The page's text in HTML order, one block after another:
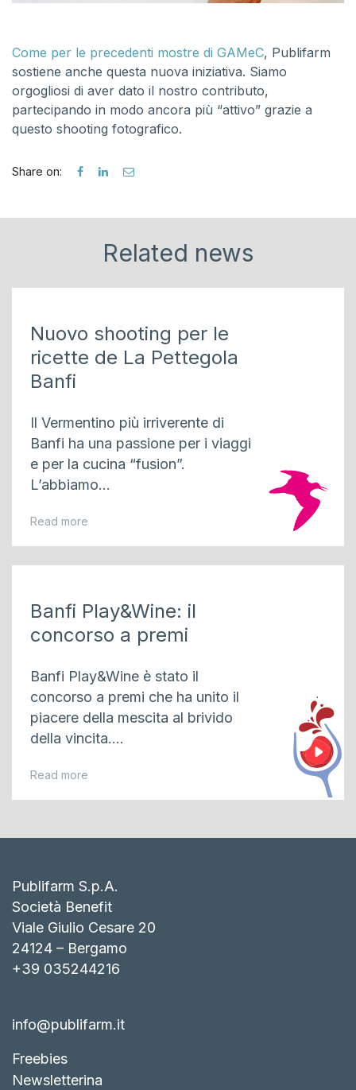
Come per le precedenti mostre di GAMeC, Publifarm
sostiene anche questa nuova iniziativa. Siamo
orgogliosi di aver dato il nostro contributo,
partecipando in modo ancora più “attivo” grazie a
questo shooting fotografico.
Share on:
Related news
Nuovo shooting per le
ricette de La Pettegola
Banfi
Il Vermentino più irriverente di
Banfi ha una passione per i viaggi
e per la cucina “fusion”.
L’abbiamo...
Read more
Banfi Play&Wine: il
concorso a premi
Banfi Play&Wine è stato il
concorso a premi che ha unito il
piacere della mescita al brivido
della vincita....
Read more
Publifarm S.p.A.
Società Benefit
Viale Giulio Cesare 20
24124 – Bergamo
+39 035244216
info@publifarm.it
Freebies
Newsletterina